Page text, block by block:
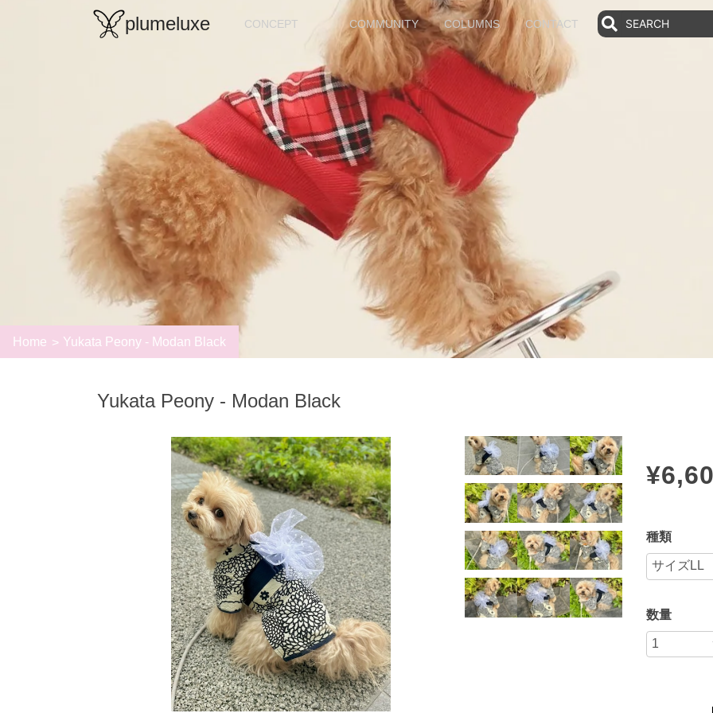
plumeluxe CONCEPT COMMUNITY COLUMNS CONTACT
Home Yukata Peony - Modan Black
Yukata Peony - Modan Black
種類
数量